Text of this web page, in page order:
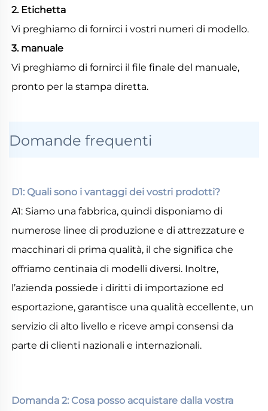
2. Etichetta
Vi preghiamo di fornirci i vostri numeri di modello.
3. manuale
Vi preghiamo di fornirci il file finale del manuale,
pronto per la stampa diretta.
Domande frequenti
D1: Quali sono i vantaggi dei vostri prodotti?
A1: Siamo una fabbrica, quindi disponiamo di
numerose linee di produzione e di attrezzature e
macchinari di prima qualità, il che significa che
offriamo centinaia di modelli diversi. Inoltre,
l’azienda possiede i diritti di importazione ed
esportazione, garantisce una qualità eccellente, un
servizio di alto livello e riceve ampi consensi da
parte di clienti nazionali e internazionali.
Domanda 2: Cosa posso acquistare dalla vostra